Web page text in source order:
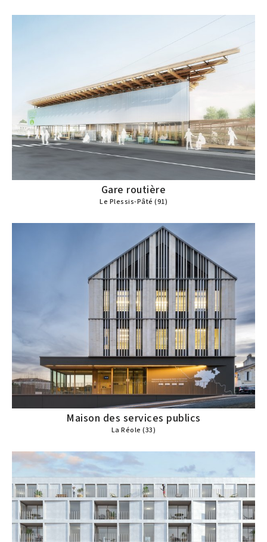
Gare routière
Le Plessis-Pâté (91)
Maison des services publics
La Réole (33)